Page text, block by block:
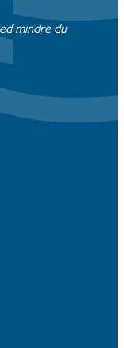
mindre du